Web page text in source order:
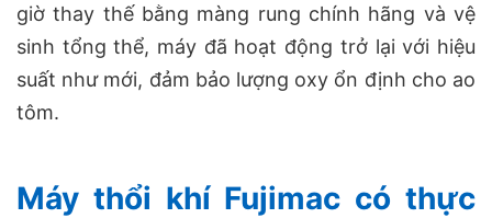
giờ thay thế bằng màng rung chính hãng và vệ
sinh tổng thể, máy đã hoạt động trở lại với hiệu
suất như mới, đảm bảo lượng oxy ổn định cho ao
tôm.
Máy thổi khí Fujimac có thực